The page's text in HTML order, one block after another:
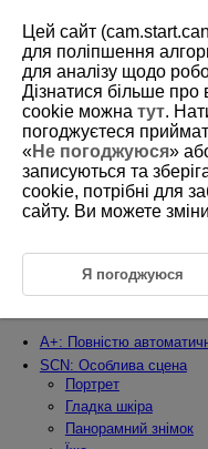
D388-041
Режим
У цьому розділі описано,
У режимах основної зони
автоматично, що дає змогу
Установлення режиму
A+: Повністю
SCN: Особлива сцена
Портрет
Гладка шкіра
Панорамний знімок
Цей сайт
для поліпшення
для аналізу щодо
Дізнатися більше
cookie можна тут.
погоджуєтеся
«Не погоджуюся»
записуються та
cookie, потрібні для
сайту. Ви можете
Я погоджуюся